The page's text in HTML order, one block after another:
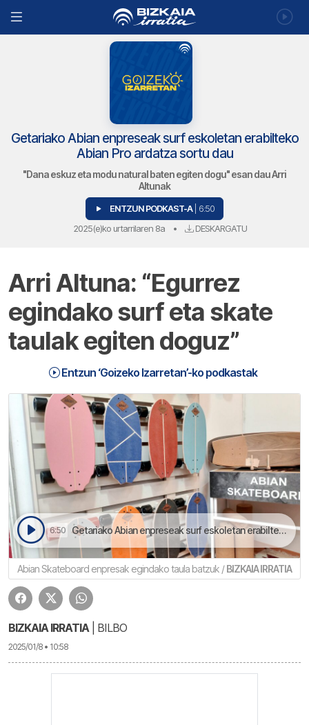
Getariako Abian enpreseak surf eskoletan erabilteko
Abian Pro ardatza sortu dau
"Dana eskuz eta modu natural baten egiten dogu" esan dau Arri
Altunak
ENTZUN PODKAST-A | 6:50
2025(e)ko urtarrilaren 8a • DESKARGATU
Arri Altuna: “Egurrez
egindako surf eta skate
taulak egiten doguz”
Entzun ‘Goizeko Izarretan’-ko podkastak
6:50 Getariako Abian enpreseak surf eskoletan erabilteko Abian Pro ardatza sortu dau | Goizeko Izarretan
Abian Skateboard enpresak egindako taula batzuk /BIZKAIA IRRATIA
BIZKAIA IRRATIA | BILBO
2025/01/8 • 10:58